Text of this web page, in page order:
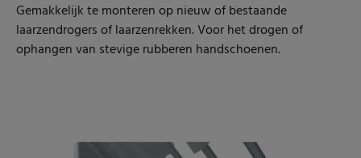
Gemakkelijk te monteren op nieuw of bestaande
laarzendrogers of laarzenrekken. Voor het drogen of
ophangen van stevige rubberen handschoenen.